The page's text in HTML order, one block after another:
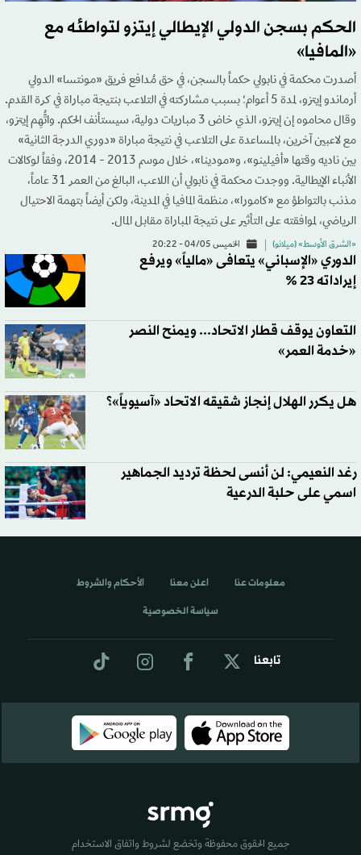
الحكم بسجن الدولي الإيطالي إيتزو لتواطئه مع
«المافيا»
أصدرت محكمة في نابولي حكماً بالسجن، في حق مُدافع فريق «مونتسا» الدولي
أرماندو إيتزو، لمدة 5 أعوام؛ بسبب مشاركته في التلاعب بنتيجة مباراة في كرة القدم.
وقال محاموه إن إيتزو، الذي خاض 3 مباريات دولية، سيستأنف الحكم. واتُّهِم إيتزو،
مع لاعبين آخرين، بالمساعدة على التلاعب في نتيجة مباراة «دوري الدرجة الثانية»
بين ناديه وقتها «أفيلينو»، و«مودينا»، خلال موسم 2013 - 2014، وفقاً لوكالات
الأنباء الإيطالية. ووجدت محكمة في نابولي أن اللاعب، البالغ من العمر 31 عاماً،
مذنب بالتواطؤ مع «كامورا»، منظمة المافيا في المدينة، ولكن أيضاً بتهمة الاحتيال
الرياضي، لموافقته على التأثير على نتيجة المباراة مقابل المال.
«الشرق الأوسط» (ميلانو) الخميس 04/05 - 20:22
الدوري «الإسباني» يتعافى «مالياً» ويرفع
إيراداته 23 %
التعاون يوقف قطار الاتحاد... ويمنح النصر
«خدمة العمر»
هل يكرر الهلال إنجاز شقيقه الاتحاد «آسيوياً»؟
رغد النعيمي: لن أنسى لحظة ترديد الجماهير
اسمي على حلبة الدرعية
تابعنا
معلومات عنا اعلن معنا الأحكام والشروط
سياسة الخصوصية
جميع الحقوق محفوظة وتخضع لشروط واتفاق الاستخدام